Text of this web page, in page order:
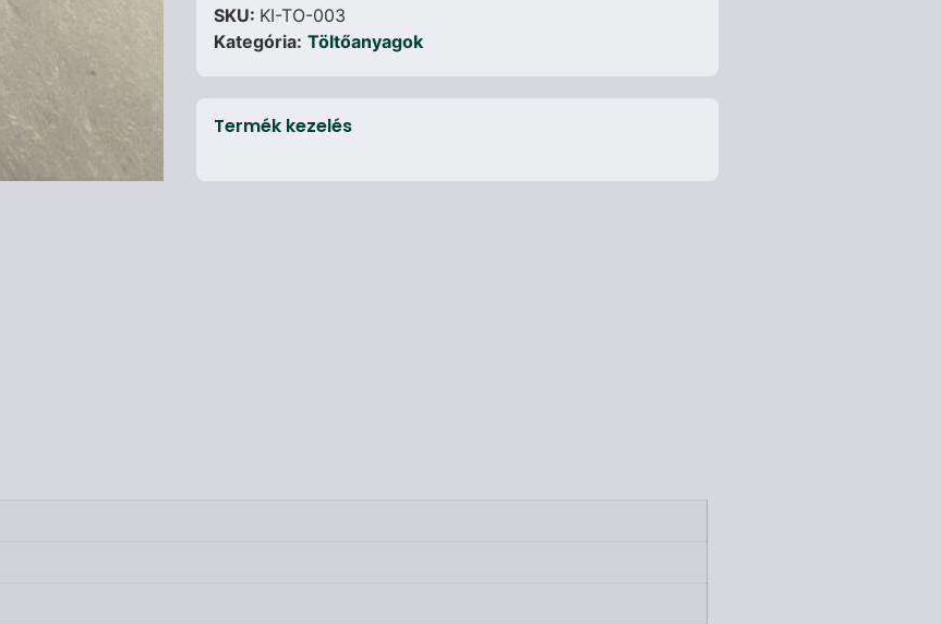
SKU: KI-TO-003
Kategória: Töltőanyagok
Termék kezelés